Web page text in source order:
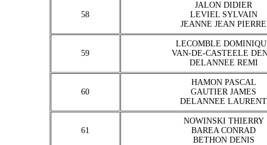
58
JALON DIDIER
LEVIEL SYLVAIN
JEANNE JEAN PIERRE
59
LECOMBLE
VAN-DE-CASTEELE
DELANNEE REMI
60
HAMON PASCAL
GAUTIER JAMES
DELANNEE LAURENT
61
NOWINSKI THIERRY
BAREA CONRAD
BETHON DENIS